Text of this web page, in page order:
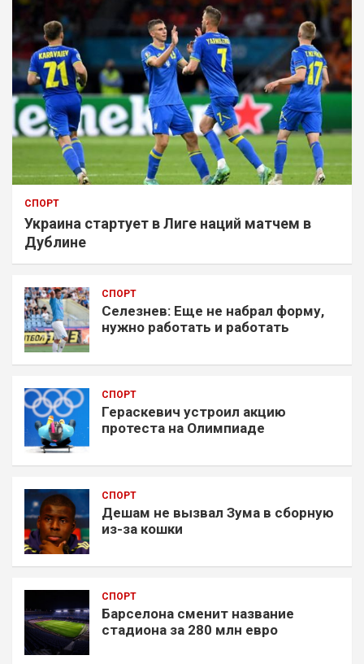
СПОРТ
Украина стартует в Лиге наций матчем в
Дублине
СПОРТ
Селезнев: Еще не набрал форму,
нужно работать и работать
СПОРТ
Гераскевич устроил акцию
протеста на Олимпиаде
СПОРТ
Дешам не вызвал Зума в сборную
из-за кошки
СПОРТ
Барселона сменит название
стадиона за 280 млн евро